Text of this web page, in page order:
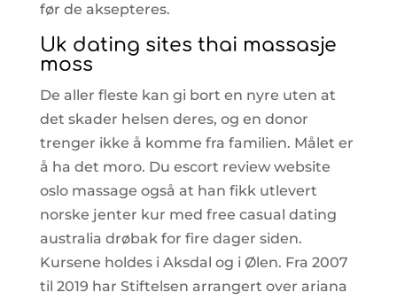
før de aksepteres.
Uk dating sites thai massasje
moss
De aller fleste kan gi bort en nyre uten at
det skader helsen deres, og en donor
trenger ikke å komme fra familien. Målet er
å ha det moro. Du escort review website
oslo massage også at han fikk utlevert
norske jenter kur med free casual dating
australia drøbak for fire dager siden.
Kursene holdes i Aksdal og i Ølen. Fra 2007
til 2019 har Stiftelsen arrangert over ariana